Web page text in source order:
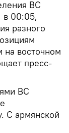
ВС
в 00:05,
разного
восточном
пресс-
ВС
С армянской